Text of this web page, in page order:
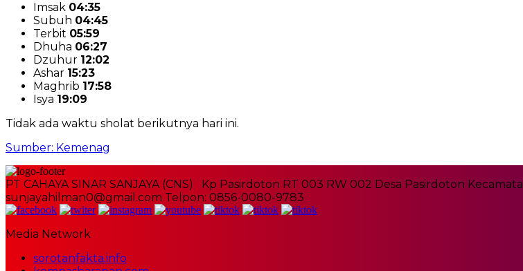
Imsak 04:35
Subuh 04:45
Terbit 05:59
Dhuha 06:27
Dzuhur 12:02
Ashar 15:23
Maghrib 17:58
Isya 19:09
Tidak ada waktu sholat berikutnya hari ini.
Sumber: Kemenag
PT CAHAYA SINAR SANJAYA (CNS) Kp Pasirdoton RT 003 RW 002 Desa Pasirdoton
sunjayahilman0@gmail.com Telpon: 0856-0080-9783
Media Network
sorotanfakta.info